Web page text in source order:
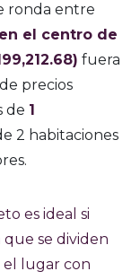
ronda entre
en el centro de
fuera
precios
de 1
2 habitaciones
es ideal si
que se dividen
el lugar con